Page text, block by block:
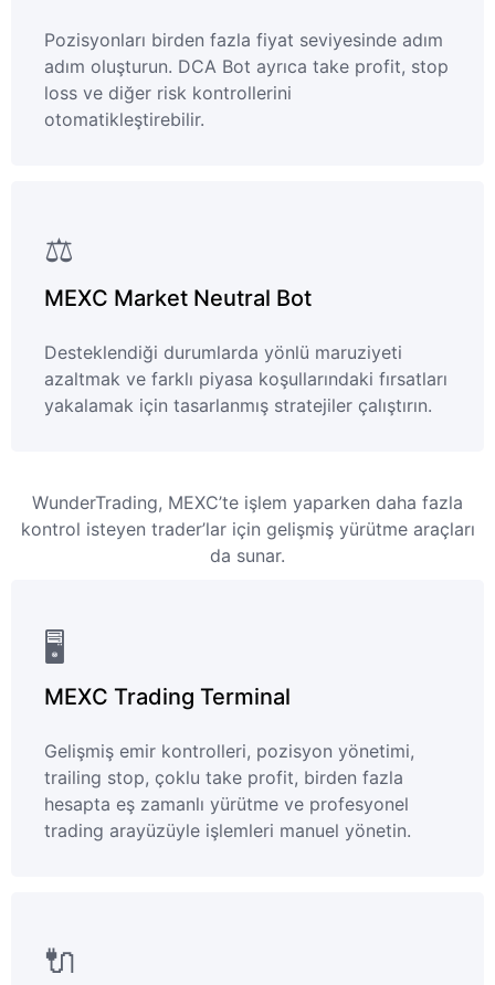
Pozisyonları birden fazla fiyat seviyesinde adım
adım oluşturun. DCA Bot ayrıca take profit, stop
loss ve diğer risk kontrollerini
otomatikleştirebilir.
⚖️
MEXC Market Neutral Bot
Desteklendiği durumlarda yönlü maruziyeti
azaltmak ve farklı piyasa koşullarındaki fırsatları
yakalamak için tasarlanmış stratejiler çalıştırın.
WunderTrading, MEXC’te işlem yaparken daha fazla
kontrol isteyen trader’lar için gelişmiş yürütme araçları
da sunar.
🖥️
MEXC Trading Terminal
Gelişmiş emir kontrolleri, pozisyon yönetimi,
trailing stop, çoklu take profit, birden fazla
hesapta eş zamanlı yürütme ve profesyonel
trading arayüzüyle işlemleri manuel yönetin.
🔌